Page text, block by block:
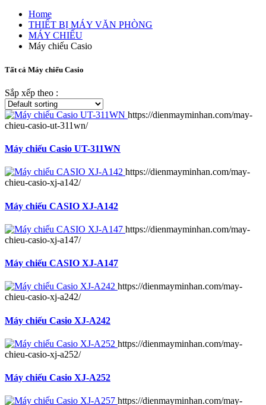
Home
THIẾT BỊ MÁY VĂN PHÒNG
MÁY CHIẾU
Máy chiếu Casio
Tất cả Máy chiếu Casio
Sắp xếp theo :
https://dienmayminhan.com/may-
chieu-casio-ut-311wn/
Máy chiếu Casio UT-311WN
https://dienmayminhan.com/may-
chieu-casio-xj-a142/
Máy chiếu CASIO XJ-A142
https://dienmayminhan.com/may-
chieu-casio-xj-a147/
Máy chiếu CASIO XJ-A147
https://dienmayminhan.com/may-
chieu-casio-xj-a242/
Máy chiếu Casio XJ-A242
https://dienmayminhan.com/may-
chieu-casio-xj-a252/
Máy chiếu Casio XJ-A252
https://dienmayminhan.com/may-